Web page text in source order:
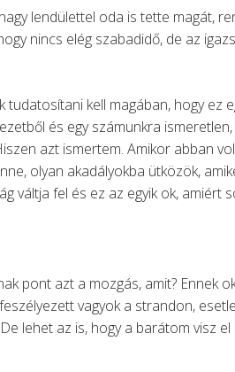
lendülettel oda is tette magát,
nincs elég szabadidő, de az
kell magában, hogy ez
és egy számunkra ismeretlen,
azt ismertem. Amikor abban
olyan akadályokba ütközök,
váltja fel és ez az egyik ok, amiért
pont azt a mozgás, amit? Ennek
vagyok a strandon,
lehet az is, hogy a barátom visz